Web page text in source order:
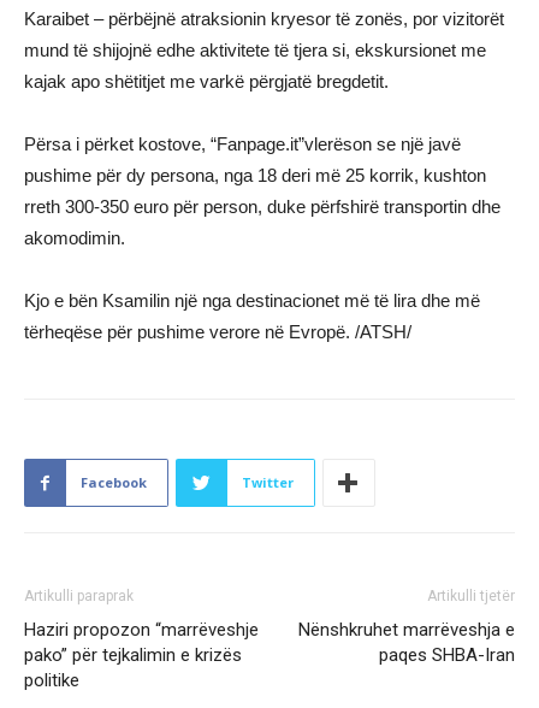
Karaibet – përbëjnë atraksionin kryesor të zonës, por vizitorët
mund të shijojnë edhe aktivitete të tjera si, ekskursionet me
kajak apo shëtitjet me varkë përgjatë bregdetit.
Përsa i përket kostove, “Fanpage.it”vlerëson se një javë
pushime për dy persona, nga 18 deri më 25 korrik, kushton
rreth 300-350 euro për person, duke përfshirë transportin dhe
akomodimin.
Kjo e bën Ksamilin një nga destinacionet më të lira dhe më
tërheqëse për pushime verore në Evropë. /ATSH/
Facebook Twitter
Artikulli paraprak
Haziri propozon “marrëveshje
pako” për tejkalimin e krizës
politike
Artikulli tjetër
Nënshkruhet marrëveshja e
paqes SHBA-Iran